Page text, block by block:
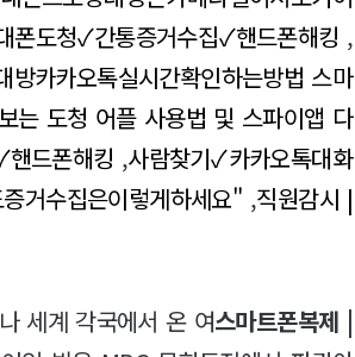
폰도청✓간통증거수집✓핸드폰해킹 ,
카카오톡실시간확인하는방법 스마
는 도청 어플 사용법 및 스파이앱 다
드폰해킹 ,사람찾기✓카카오톡대화
거수집은이렇게하세요" ,직원감시 |
세계 각국에서 온 여스마트폰복제 |